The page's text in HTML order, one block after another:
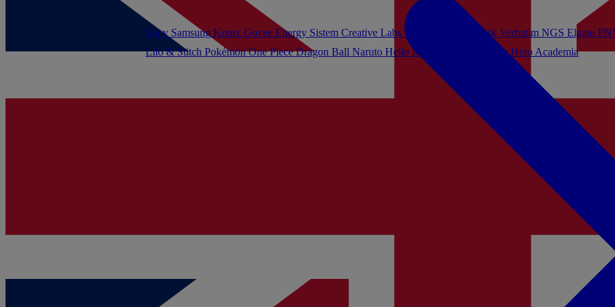
Lilo & Stitch PokémonOne PieceDragon Ball Naruto Hello Kitty My Hero Academia
Sony Samsung Konix Govee Energy Sistem Creative Labs Turtle Beach Sandisk Verbatim NGS Elgato